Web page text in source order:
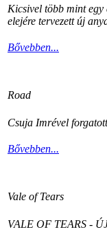
Kicsivel több mint
elejére tervezett új
Bővebben...
Road
Csuja Imrével
Bővebben...
Vale of Tears
VALE OF TEARS -